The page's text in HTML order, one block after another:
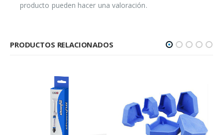
producto pueden hacer una valoración.
PRODUCTOS RELACIONADOS